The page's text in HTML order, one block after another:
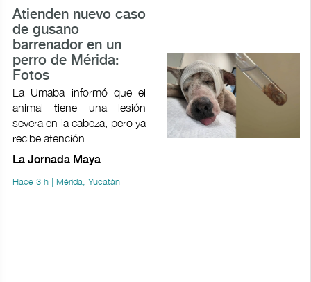
Atienden nuevo caso
de gusano
barrenador en un
perro de Mérida:
Fotos
La Umaba informó que el
animal tiene una lesión
severa en la cabeza, pero ya
recibe atención
La Jornada Maya
Hace 3 h | Mérida, Yucatán